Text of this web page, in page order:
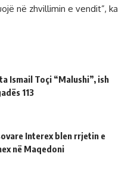
në zhvillimin e vendit”, ka
Ismail Toçi “Malushi”, ish
113
Interex blen rrjetin e
në Maqedoni